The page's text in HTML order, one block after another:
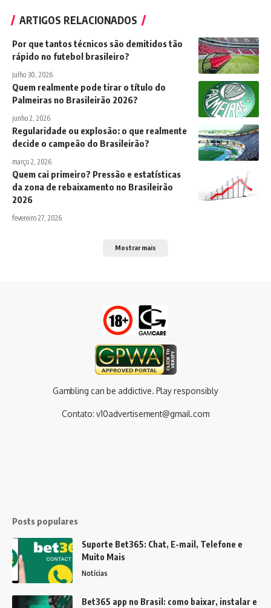
ARTIGOS RELACIONADOS
Por que tantos técnicos são demitidos tão
rápido no futebol brasileiro?
julho 30, 2026
Quem realmente pode tirar o título do
Palmeiras no Brasileirão 2026?
junho 2, 2026
Regularidade ou explosão: o que realmente
decide o campeão do Brasileirão?
março 2, 2026
Quem cai primeiro? Pressão e estatísticas
da zona de rebaixamento no Brasileirão
2026
fevereiro 27, 2026
Mostrar mais
Gambling can be addictive. Play responsibly
Contato: v10advertisement@gmail.com
Posts populares
Suporte Bet365: Chat, E-mail, Telefone e
Muito Mais
Notícias
Bet365 app no Brasil: como baixar, instalar e